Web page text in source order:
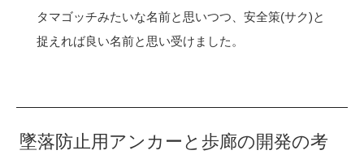
タマゴッチみたいな名前と思いつつ、安全策(サク)と
捉えれば良い名前と思い受けました。
墜落防止用アンカーと歩廊の開発の考